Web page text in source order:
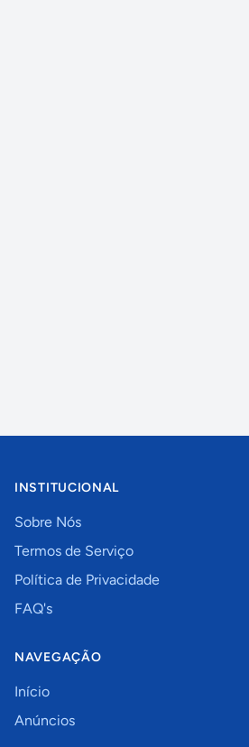
INSTITUCIONAL
Sobre Nós
Termos de Serviço
Política de Privacidade
FAQ's
NAVEGAÇÃO
Início
Anúncios